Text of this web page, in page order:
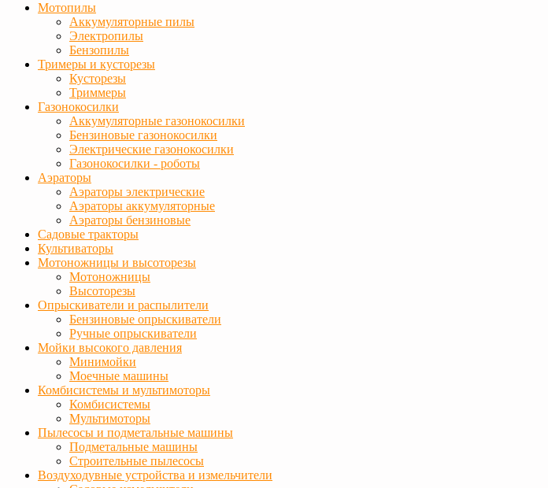
Мотопилы
Аккумуляторные пилы
Электропилы
Бензопилы
Тримеры и кусторезы
Кусторезы
Триммеры
Газонокосилки
Аккумуляторные газонокосилки
Бензиновые газонокосилки
Электрические газонокосилки
Газонокосилки - роботы
Аэраторы
Аэраторы электрические
Аэраторы аккумуляторные
Аэраторы бензиновые
Садовые тракторы
Культиваторы
Мотоножницы и высоторезы
Мотоножницы
Высоторезы
Опрыскиватели и распылители
Бензиновые опрыскиватели
Ручные опрыскиватели
Мойки высокого давления
Минимойки
Моечные машины
Комбисистемы и мультимоторы
Комбисистемы
Мультимоторы
Пылесосы и подметальные машины
Подметальные машины
Строительные пылесосы
Воздуходувные устройства и измельчители